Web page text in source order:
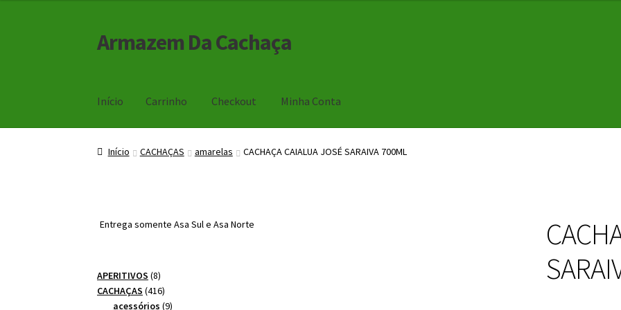
Pular
para
Pular
para
Armazem Da Cachaça
Início Carrinho Checkout Minha Conta
Início Carrinho Checkout Minha Conta
Início CACHAÇAS amarelas CACHAÇA CAIALUA JOSÉ SARAIVA 700ML
Entrega somente Asa Sul e Asa Norte
APERITIVOS 88
produtos
CACHAÇAS 416416
produtos
acessórios 99